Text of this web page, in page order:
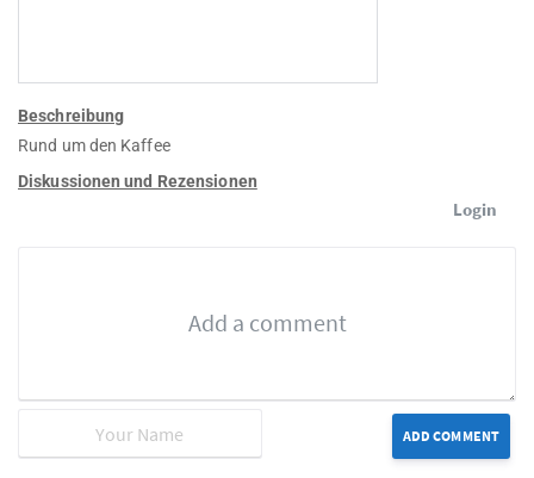
Beschreibung
Rund um den Kaffee
Diskussionen und Rezensionen
Login
ADD COMMENT